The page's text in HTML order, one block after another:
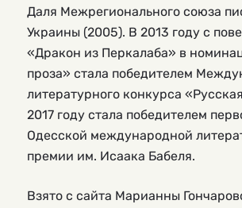
Даля Межрегионального союза
Украины (2005). В 2013 году с
«Дракон из Перкалаба» в
проза» стала победителем
литературного конкурса
2017 году стала победителем
Одесской международной
премии им. Исаака Бабеля.
Взято с сайта Марианны